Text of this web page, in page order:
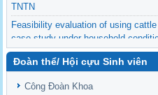
TNTN
Feasibility evaluation of using
case study under household
Delta
Sediment properties in flood-
upstream Mekong Delta
Đoàn thể/ Hội cựu Sinh viên
Công Đoàn Khoa